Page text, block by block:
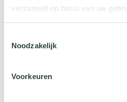
verzameld op basis van uw
jehier.
Noodzakelijk
Voorkeuren